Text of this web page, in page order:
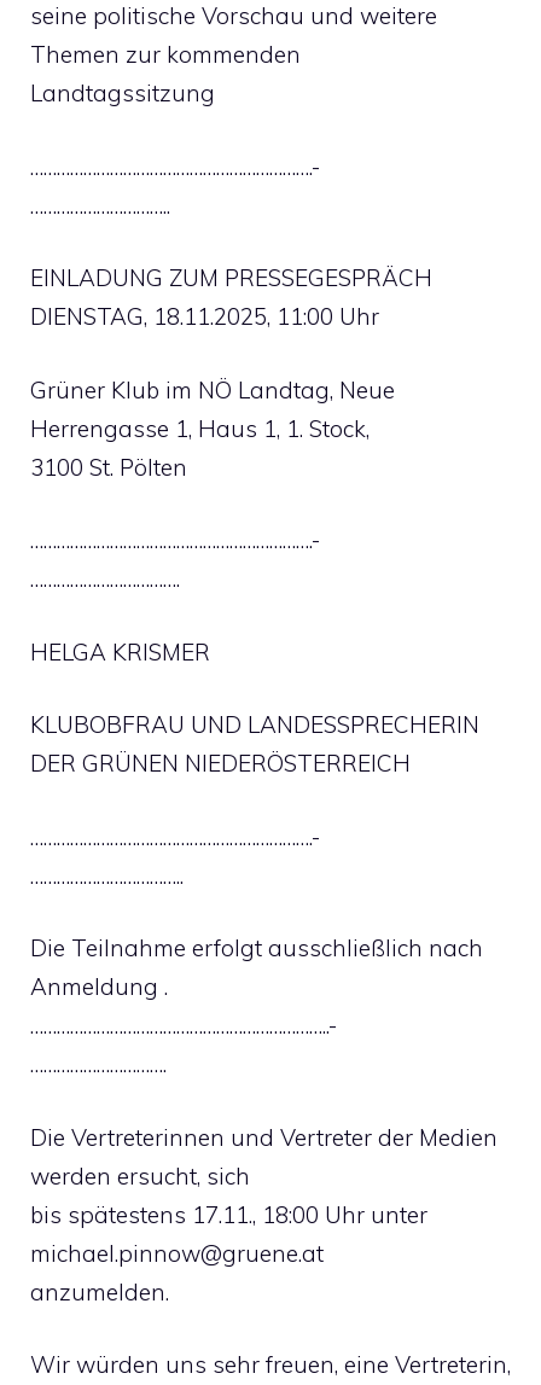
seine politische Vorschau und weitere
Themen zur kommenden
Landtagssitzung
……………………………………………………….-
…………………………..
EINLADUNG ZUM PRESSEGESPRÄCH
DIENSTAG, 18.11.2025, 11:00 Uhr
Grüner Klub im NÖ Landtag, Neue
Herrengasse 1, Haus 1, 1. Stock,
3100 St. Pölten
……………………………………………………….-
…………………………….
HELGA KRISMER
KLUBOBFRAU UND LANDESSPRECHERIN
DER GRÜNEN NIEDERÖSTERREICH
……………………………………………………….-
……………………………..
Die Teilnahme erfolgt ausschließlich nach
Anmeldung .
…………………………………………………………..-
………………………….
Die Vertreterinnen und Vertreter der Medien
werden ersucht, sich
bis spätestens 17.11., 18:00 Uhr unter
michael.pinnow@gruene.at
anzumelden.
Wir würden uns sehr freuen, eine Vertreterin,